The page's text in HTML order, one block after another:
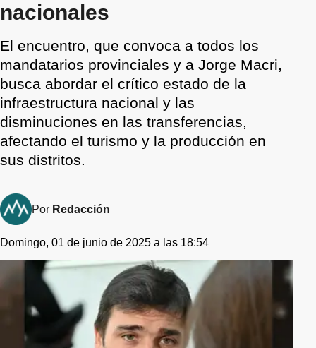
nacionales
El encuentro, que convoca a todos los
mandatarios provinciales y a Jorge Macri,
busca abordar el crítico estado de la
infraestructura nacional y las
disminuciones en las transferencias,
afectando el turismo y la producción en
sus distritos.
Por Redacción
Domingo, 01 de junio de 2025 a las 18:54